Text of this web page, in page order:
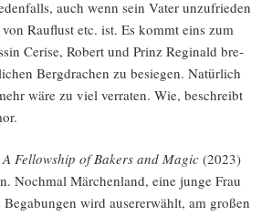
auch wenn sein Vater unzu­frie­den
Rauf­lust etc. ist. Es kommt eins zum
Ceri­se, Robert und Prinz Regi­nald bre­
Berg­dra­chen zu besie­gen. Natür­lich
wäre zu viel ver­ra­ten. Wie, beschreibt
A Fel­low­ship of Bak­ers and Magic(2023)
Noch­mal Mär­chen­land, eine jun­ge Frau
Bega­bun­gen wird aus­e­rer­wählt, am gro­ßen